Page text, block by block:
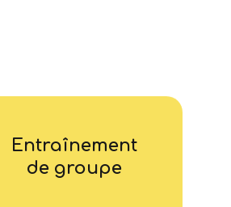
Entraînement
de groupe